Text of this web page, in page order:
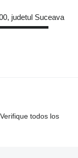
judetul Suceava
todos los